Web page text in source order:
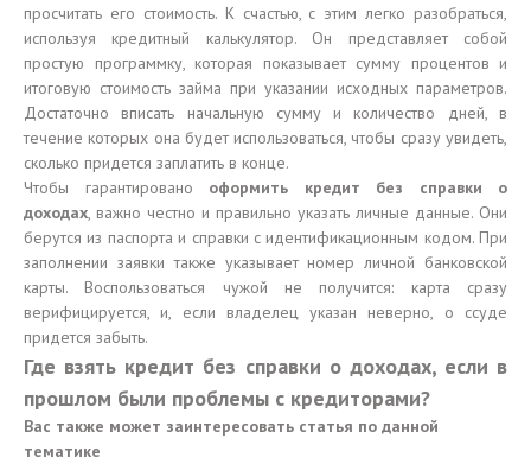
просчитать его стоимость. К счастью, с этим легко разобраться,
используя кредитный калькулятор. Он представляет собой
простую программку, которая показывает сумму процентов и
итоговую стоимость займа при указании исходных параметров.
Достаточно вписать начальную сумму и количество дней, в
течение которых она будет использоваться, чтобы сразу увидеть,
сколько придется заплатить в конце.
Чтобы гарантировано оформить кредит без справки о
доходах, важно честно и правильно указать личные данные. Они
берутся из паспорта и справки с идентификационным кодом. При
заполнении заявки также указывает номер личной банковской
карты. Воспользоваться чужой не получится: карта сразу
верифицируется, и, если владелец указан неверно, о ссуде
придется забыть.
Где взять кредит без справки о доходах, если в
прошлом были проблемы с кредиторами?
Вас также может заинтересовать статья по данной
тематике